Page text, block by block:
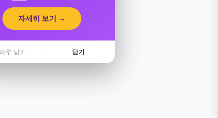
자세히 보기 →
루 닫기 닫기